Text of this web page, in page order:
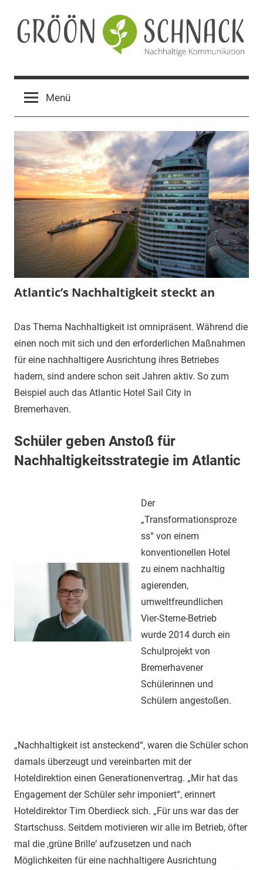
Inhalt
springen
Gröön
Schnack
Menü
Atlantic’s Nachhaltigkeit steckt an
20.
November
2019
Carina
Gröön
Schnack
Blog
Das Thema Nachhaltigkeit ist omnipräsent. Während die
einen noch mit sich und den erforderlichen Maßnahmen
für eine nachhaltigere Ausrichtung ihres Betriebes
hadern, sind andere schon seit Jahren aktiv. So zum
Beispiel auch das Atlantic Hotel Sail City in
Bremerhaven.
Schüler geben Anstoß für
Nachhaltigkeitsstrategie im Atlantic
Der
„Transformationsproze
ss“ von einem
konventionellen Hotel
zu einem nachhaltig
agierenden,
umweltfreundlichen
Vier-Sterne-Betrieb
wurde 2014 durch ein
Schulprojekt von
Bremerhavener
Schülerinnen und
Schülern angestoßen.
„Nachhaltigkeit ist ansteckend“, waren die Schüler schon
damals überzeugt und vereinbarten mit der
Hoteldirektion einen Generationenvertrag. „Mir hat das
Engagement der Schüler sehr imponiert“, erinnert
Hoteldirektor Tim Oberdieck sich. „Für uns war das der
Startschuss. Seitdem motivieren wir alle im Betrieb, öfter
mal die ‚grüne Brille‘ aufzusetzen und nach
Möglichkeiten für eine nachhaltigere Ausrichtung